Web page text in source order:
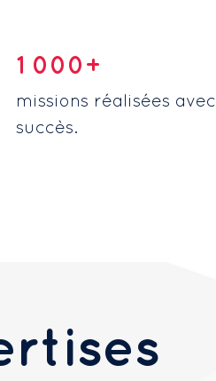
1 000+
missions réalisées avec
succès.